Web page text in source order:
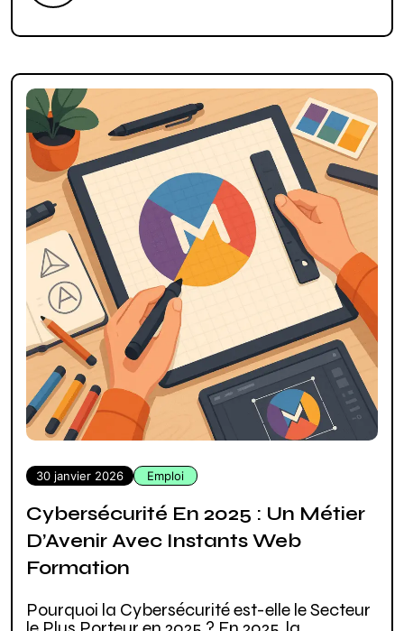
30 janvier 2026 Emploi
Cybersécurité En 2025 : Un Métier
D’Avenir Avec Instants Web
Formation
Pourquoi la Cybersécurité est-elle le Secteur